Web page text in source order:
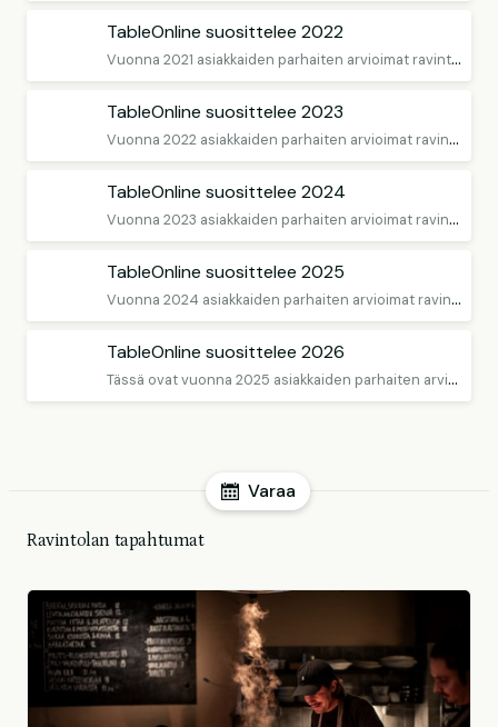
TableOnline suosittelee 2022
V
uonna 2021 asiakkaiden parhaiten arvioimat ravintolat
TableOnline suosittelee 2023
V
uonna 2022 asiakkaiden parhaiten arvioimat ravintolat
TableOnline suosittelee 2024
V
uonna 2023 asiakkaiden parhaiten arvioimat ravintolat
TableOnline suosittelee 2025
V
uonna 2024 asiakkaiden parhaiten arvioimat ravintolat
TableOnline suosittelee 2026
T
ässä ovat vuonna 2025 asiakkaiden parhaiten arvioimat ravintolat
Varaa
Ravintolan tapahtumat